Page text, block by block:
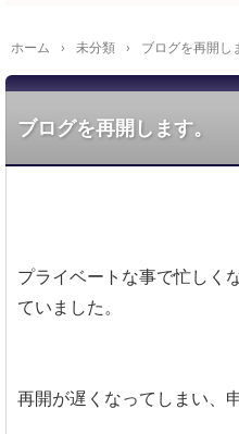
ホーム › 未分類 › ブログを再開し
ブログを再開します。
プライベートな事で忙しく
ていました。
再開が遅くなってしまい、